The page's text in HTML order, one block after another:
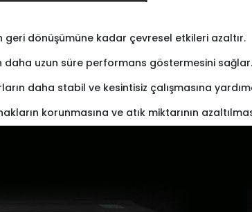
geri dönüşümüne kadar çevresel etkileri azaltır.
daha uzun süre performans göstermesini sağlar.
daha stabil ve kesintisiz çalışmasına
korunmasına ve atık miktarının